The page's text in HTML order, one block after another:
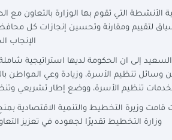
التي تقوم بها الوزارة بالتعاون مع
لتقييم ومقارنة وتحسين إنجازات كل
الإنجاب
إلى ان الحكومة لديها استراتيجية
وسائل تنظيم الأسرة، وزيادة وعي المواطن
تنظيم الأسرة، ووضع إطار تشريعي
قامت وزيرة التخطيط والتنمية الاقتصادية
وزارة التخطيط تقديرًا لجهوده في تعزيز